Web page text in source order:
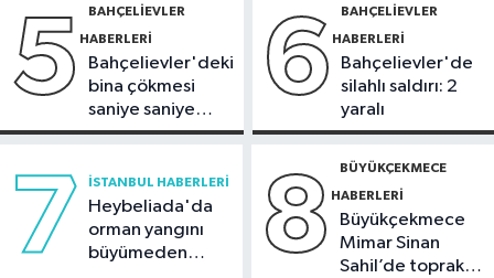
Yelken Yarışları'nda ilk günün
sonuçları belli oldu
5 BAHÇELIEVLER
HABERLERI
Bahçelievler'deki
bina çökmesi
saniye saniye
görüntülendi
6 BAHÇELIEVLER
HABERLERI
Bahçelievler'de
silahlı saldırı: 2
yaralı
7 İSTANBUL HABERLERI
Heybeliada'da
orman yangını
büyümeden
8 BÜYÜKÇEKMECE
HABERLERI
Büyükçekmece
Mimar Sinan
Sahil’de toprak